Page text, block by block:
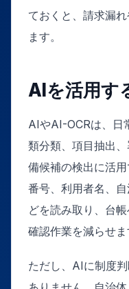
ておくと、請求漏
ます。
AIを活用す
AIやAI-OCRは、日
類分類、項目抽出
備候補の検出に活
番号、利用者名、
どを読み取り、台
確認作業を減らせま
ただし、AIに制度